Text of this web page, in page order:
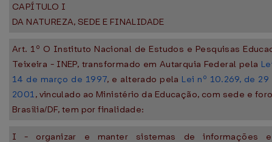
CAPÍTULO I
DA NATUREZA, SEDE E FINALIDADE
Art. 1º O Instituto Nacional de Estudos e Pesquisas
Teixeira - INEP, transformado em Autarquia Federal pela
14 de março de 1997, e alterado pela Lei nº 10.269, de
2001, vinculado ao Ministério da Educação, com sede e
Brasília/DF, tem por finalidade:
I - organizar e manter sistemas de informações